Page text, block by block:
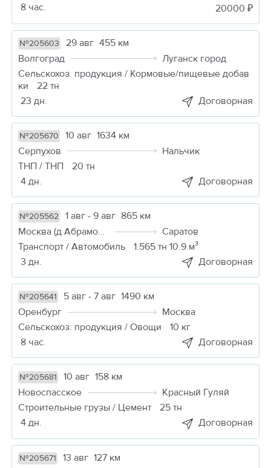
8 час.
20000 ₽
№205603 29 авг 455 км
Волгоград
Луганск город
Сельскохоз. продукция / Кормовые/пищевые добав
ки
22 тн
23 дн.
Договорная
№205670 10 авг 1634 км
Серпухов
Нальчик
ТНП / ТНП
20 тн
4 дн.
Договорная
№205562 1 авг - 9 авг 865 км
Москва (д Абрамовка)
Саратов
Транспорт / Автомобиль
1.565 тн 10.9 м³
3 дн.
Договорная
№205641 5 авг - 7 авг 1490 км
Оренбург
Москва
Сельскохоз. продукция / Овощи
10 кг
8 час.
Договорная
№205681 10 авг 158 км
Новоспасское
Красный Гуляй
Строительные грузы / Цемент
25 тн
4 дн.
Договорная
№205671 13 авг 127 км